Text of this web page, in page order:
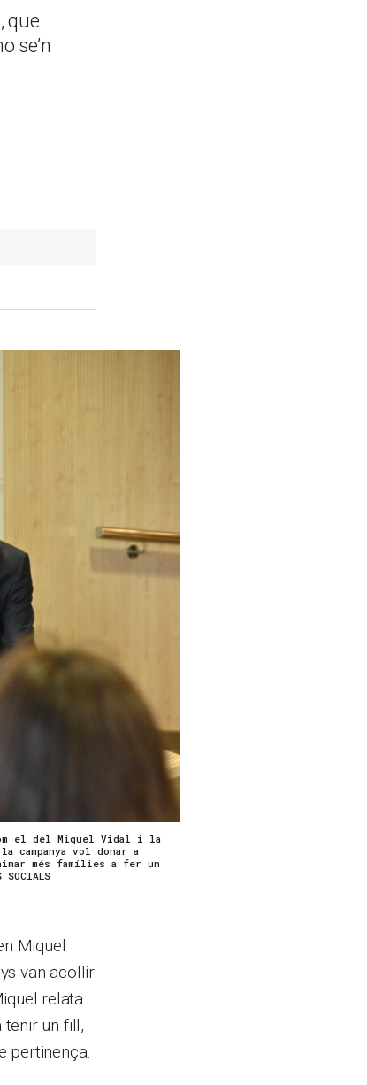
que
se’n
el del Miquel Vidal i la
campanya vol donar a
més famílies a fer un
SOCIALS
Miquel
van acollir
relata
tenir un fill,
pertinença.